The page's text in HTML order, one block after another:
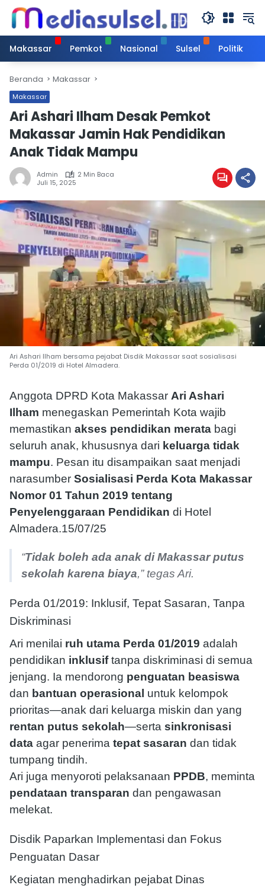
Langsung
konten
Makassar
Pemkot Nasional Sulsel Politik
Beranda Makassar
Makassar
Ari Ashari Ilham Desak Pemkot
Makassar Jamin Hak Pendidikan
Anak Tidak Mampu
Admin
2 Min Baca
Juli 15, 2025
Ari Ashari Ilham bersama pejabat Disdik Makassar saat sosialisasi
Perda 01/2019 di Hotel Almadera.
Anggota DPRD Kota Makassar Ari Ashari
Ilham menegaskan Pemerintah Kota wajib
memastikan akses pendidikan merata bagi
seluruh anak, khususnya dari keluarga tidak
mampu. Pesan itu disampaikan saat menjadi
narasumber Sosialisasi Perda Kota Makassar
Nomor 01 Tahun 2019 tentang
Penyelenggaraan Pendidikan di Hotel
Almadera.15/07/25
“Tidak boleh ada anak di Makassar putus
sekolah karena biaya,” tegas Ari.
Perda 01/2019: Inklusif, Tepat Sasaran, Tanpa
Diskriminasi
Ari menilai ruh utama Perda 01/2019 adalah
pendidikan inklusiftanpa diskriminasi di semua
jenjang. Ia mendorong penguatan beasiswa
dan bantuan operasional untuk kelompok
prioritas—anak dari keluarga miskin dan yang
rentan putus sekolah—serta sinkronisasi
data agar penerima tepat sasaran dan tidak
tumpang tindih.
Ari juga menyoroti pelaksanaan PPDB, meminta
pendataan transparan dan pengawasan
melekat.
Disdik Paparkan Implementasi dan Fokus
Penguatan Dasar
Kegiatan menghadirkan pejabat Dinas